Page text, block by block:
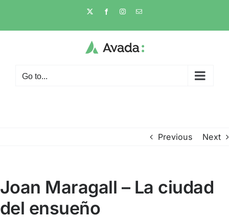
content
X FacebookInstagramEmail
Go to...
Previous Next
Joan Maragall – La ciudad
del ensueño